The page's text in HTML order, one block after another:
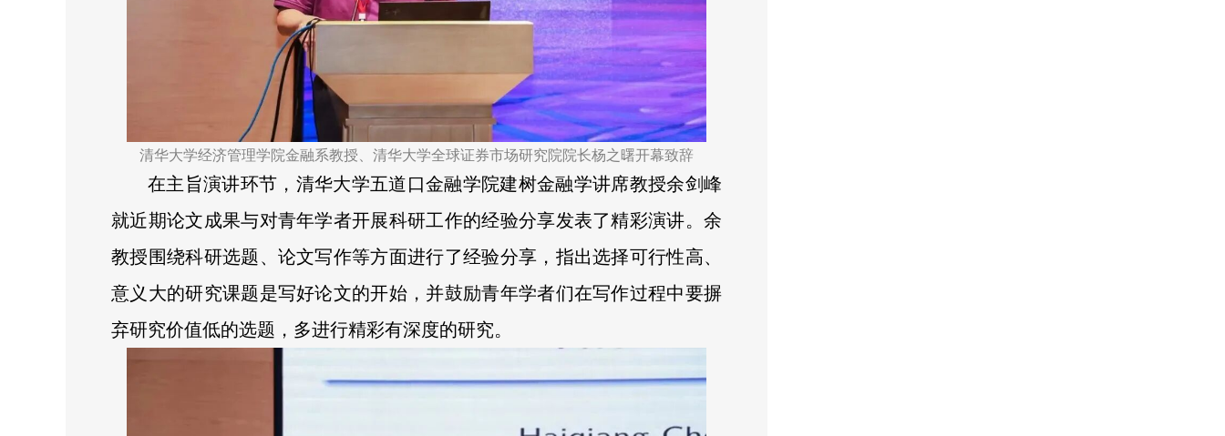
清华大学经济管理学院金融系教授、清华大学全球证券市场研究院院长杨之曙开幕致辞
在主旨演讲环节，清华大学五道口金融学院建树金融学讲席教授余剑峰
就近期论文成果与对青年学者开展科研工作的经验分享发表了精彩演讲。余
教授围绕科研选题、论文写作等方面进行了经验分享，指出选择可行性高、
意义大的研究课题是写好论文的开始，并鼓励青年学者们在写作过程中要摒
弃研究价值低的选题，多进行精彩有深度的研究。